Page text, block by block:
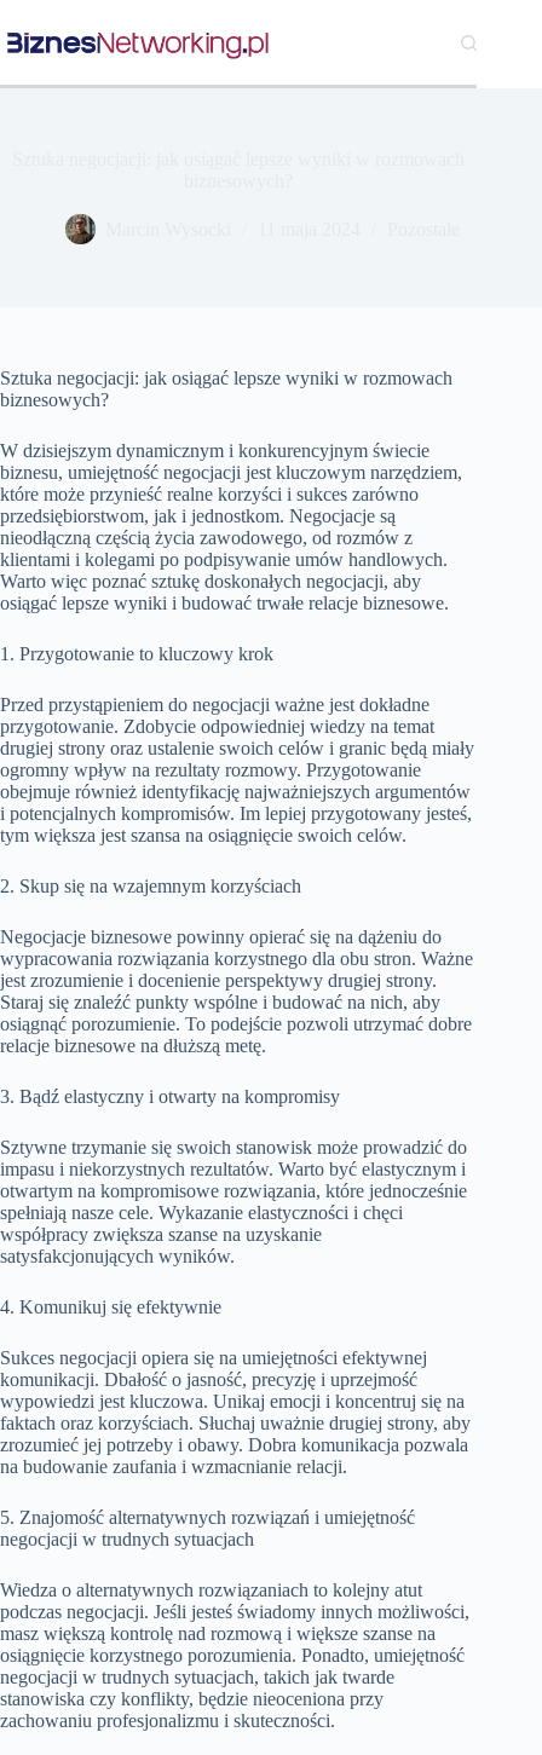
do
treści
Sztuka negocjacji: jak osiągać lepsze wyniki w rozmowach
biznesowych?
W dzisiejszym dynamicznym i konkurencyjnym świecie
biznesu, umiejętność negocjacji jest kluczowym narzędziem,
które może przynieść realne korzyści i sukces zarówno
przedsiębiorstwom, jak i jednostkom. Negocjacje są
nieodłączną częścią życia zawodowego, od rozmów z
klientami i kolegami po podpisywanie umów handlowych.
Warto więc poznać sztukę doskonałych negocjacji, aby
osiągać lepsze wyniki i budować trwałe relacje biznesowe.
1. Przygotowanie to kluczowy krok
Przed przystąpieniem do negocjacji ważne jest dokładne
przygotowanie. Zdobycie odpowiedniej wiedzy na temat
drugiej strony oraz ustalenie swoich celów i granic będą miały
ogromny wpływ na rezultaty rozmowy. Przygotowanie
obejmuje również identyfikację najważniejszych argumentów
i potencjalnych kompromisów. Im lepiej przygotowany jesteś,
tym większa jest szansa na osiągnięcie swoich celów.
2. Skup się na wzajemnym korzyściach
Negocjacje biznesowe powinny opierać się na dążeniu do
wypracowania rozwiązania korzystnego dla obu stron. Ważne
jest zrozumienie i docenienie perspektywy drugiej strony.
Staraj się znaleźć punkty wspólne i budować na nich, aby
osiągnąć porozumienie. To podejście pozwoli utrzymać dobre
relacje biznesowe na dłuższą metę.
3. Bądź elastyczny i otwarty na kompromisy
Sztywne trzymanie się swoich stanowisk może prowadzić do
impasu i niekorzystnych rezultatów. Warto być elastycznym i
otwartym na kompromisowe rozwiązania, które jednocześnie
spełniają nasze cele. Wykazanie elastyczności i chęci
współpracy zwiększa szanse na uzyskanie
satysfakcjonujących wyników.
4. Komunikuj się efektywnie
Sukces negocjacji opiera się na umiejętności efektywnej
komunikacji. Dbałość o jasność, precyzję i uprzejmość
wypowiedzi jest kluczowa. Unikaj emocji i koncentruj się na
faktach oraz korzyściach. Słuchaj uważnie drugiej strony, aby
zrozumieć jej potrzeby i obawy. Dobra komunikacja pozwala
na budowanie zaufania i wzmacnianie relacji.
5. Znajomość alternatywnych rozwiązań i umiejętność
negocjacji w trudnych sytuacjach
Wiedza o alternatywnych rozwiązaniach to kolejny atut
podczas negocjacji. Jeśli jesteś świadomy innych możliwości,
masz większą kontrolę nad rozmową i większe szanse na
osiągnięcie korzystnego porozumienia. Ponadto, umiejętność
negocjacji w trudnych sytuacjach, takich jak twarde
stanowiska czy konflikty, będzie nieoceniona przy
zachowaniu profesjonalizmu i skuteczności.